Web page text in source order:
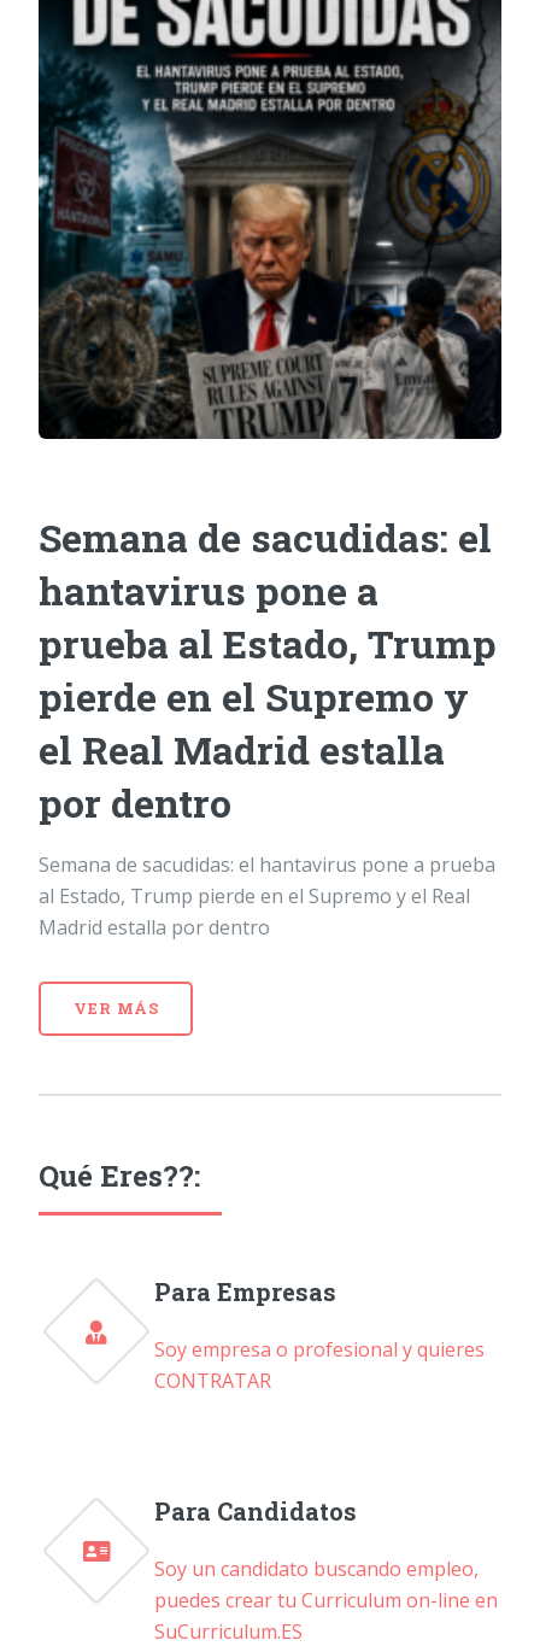
Semana de sacudidas: el
hantavirus pone a
prueba al Estado, Trump
pierde en el Supremo y
el Real Madrid estalla
por dentro
Semana de sacudidas: el hantavirus pone a prueba
al Estado, Trump pierde en el Supremo y el Real
Madrid estalla por dentro
VER MÁS
Qué Eres??:
Para Empresas
Soy empresa o profesional y quieres
CONTRATAR
Para Candidatos
Soy un candidato buscando empleo,
puedes crear tu Curriculum on-line en
SuCurriculum.ES